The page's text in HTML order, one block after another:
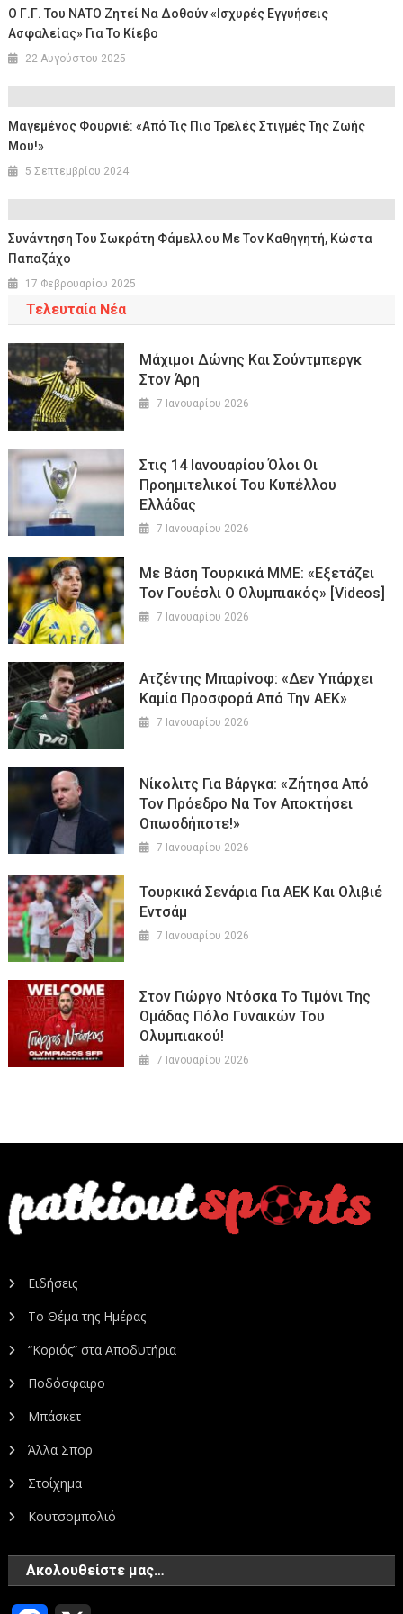
Ο Γ.Γ. Του ΝΑΤΟ Ζητεί Να Δοθούν «ισχυρές Εγγυήσεις
Ασφαλείας» Για Το Κίεβο
22 Αυγούστου 2025
Μαγεμένος Φουρνιέ: «Από Τις Πιο Τρελές Στιγμές Της Ζωής
Μου!»
5 Σεπτεμβρίου 2024
Συνάντηση Του Σωκράτη Φάμελλου Με Τον Καθηγητή, Κώστα
Παπαζάχο
17 Φεβρουαρίου 2025
Τελευταία Νέα
Μάχιμοι Δώνης Και Σούντμπεργκ
Στον Άρη
7 Ιανουαρίου 2026
Στις 14 Ιανουαρίου Όλοι Οι
Προημιτελικοί Του Κυπέλλου
Ελλάδας
7 Ιανουαρίου 2026
Με Βάση Τουρκικά ΜΜΕ: «Εξετάζει
Τον Γουέσλι Ο Ολυμπιακός» [Videos]
7 Ιανουαρίου 2026
Ατζέντης Μπαρίνοφ: «Δεν Υπάρχει
Καμία Προσφορά Από Την ΑΕΚ»
7 Ιανουαρίου 2026
Νίκολιτς Για Βάργκα: «Ζήτησα Από
Τον Πρόεδρο Να Τον Αποκτήσει
Οπωσδήποτε!»
7 Ιανουαρίου 2026
Τουρκικά Σενάρια Για ΑΕΚ Και Oλιβιέ
Εντσάμ
7 Ιανουαρίου 2026
Στον Γιώργο Ντόσκα Το Τιμόνι Της
Ομάδας Πόλο Γυναικών Του
Ολυμπιακού!
7 Ιανουαρίου 2026
Ειδήσεις
Το Θέμα της Ημέρας
“Κοριός” στα Αποδυτήρια
Ποδόσφαιρο
Μπάσκετ
Άλλα Σπορ
Στοίχημα
Κουτσομπολιό
Ακολουθείστε μας…